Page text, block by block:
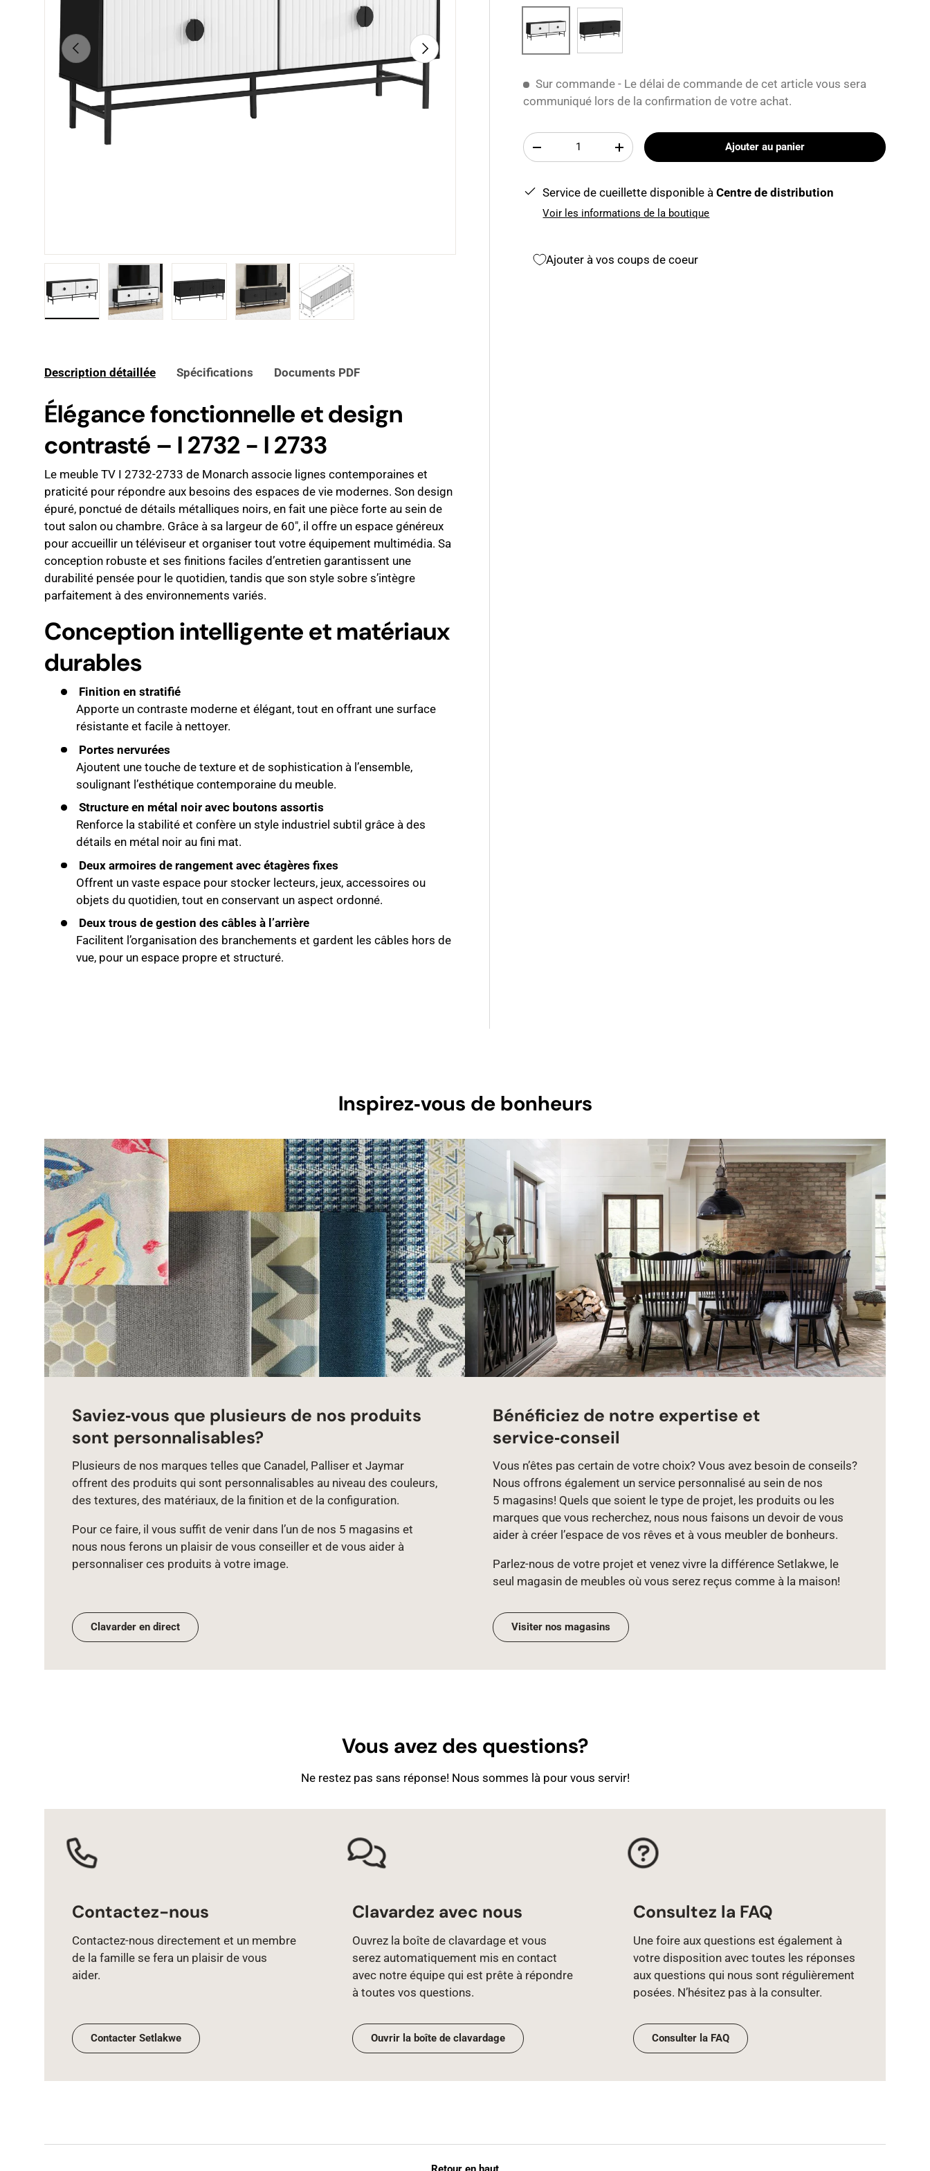
Précédent Suivant
Sur commande - Le délai de commande de cet article vous sera
communiqué lors de la confirmation de votre achat.
Qté
-
+ Ajouter au panier
Service de cueillette disponible àCentre de distribution
Voir les informations de la boutique
Ajouter à vos coups de coeur
Description détaillée Spécifications Documents PDF
Élégance fonctionnelle et design
contrasté – I 2732 - I 2733
Le meuble TV I 2732-2733 de Monarch associe lignes contemporaines et
praticité pour répondre aux besoins des espaces de vie modernes. Son design
épuré, ponctué de détails métalliques noirs, en fait une pièce forte au sein de
tout salon ou chambre. Grâce à sa largeur de 60", il offre un espace généreux
pour accueillir un téléviseur et organiser tout votre équipement multimédia. Sa
conception robuste et ses finitions faciles d’entretien garantissent une
durabilité pensée pour le quotidien, tandis que son style sobre s’intègre
parfaitement à des environnements variés.
Conception intelligente et matériaux
durables
Finition en stratifié
Apporte un contraste moderne et élégant, tout en offrant une surface
résistante et facile à nettoyer.
Portes nervurées
Ajoutent une touche de texture et de sophistication à l’ensemble,
soulignant l’esthétique contemporaine du meuble.
Structure en métal noir avec boutons assortis
Renforce la stabilité et confère un style industriel subtil grâce à des
détails en métal noir au fini mat.
Deux armoires de rangement avec étagères fixes
Offrent un vaste espace pour stocker lecteurs, jeux, accessoires ou
objets du quotidien, tout en conservant un aspect ordonné.
Deux trous de gestion des câbles à l’arrière
Facilitent l’organisation des branchements et gardent les câbles hors de
vue, pour un espace propre et structuré.
Inspirez‑vous de bonheurs
Saviez‑vous que plusieurs de nos produits
sont personnalisables?
Plusieurs de nos marques telles que Canadel, Palliser et Jaymar
offrent des produits qui sont personnalisables au niveau des couleurs,
des textures, des matériaux, de la finition et de la configuration.
Pour ce faire, il vous suffit de venir dans l’un de nos 5 magasins et
nous nous ferons un plaisir de vous conseiller et de vous aider à
personnaliser ces produits à votre image.
Clavarder en direct
Bénéficiez de notre expertise et
service‑conseil
Vous n’êtes pas certain de votre choix? Vous avez besoin de conseils?
Nous offrons également un service personnalisé au sein de nos
5 magasins! Quels que soient le type de projet, les produits ou les
marques que vous recherchez, nous nous faisons un devoir de vous
aider à créer l’espace de vos rêves et à vous meubler de bonheurs.
Parlez‑nous de votre projet et venez vivre la différence Setlakwe, le
seul magasin de meubles où vous serez reçus comme à la maison!
Visiter nos magasins
Vous avez des questions?
Ne restez pas sans réponse! Nous sommes là pour vous servir!
Contactez-nous
Contactez‑nous directement et un membre
de la famille se fera un plaisir de vous
aider.
Contacter Setlakwe
Clavardez avec nous
Ouvrez la boîte de clavardage et vous
serez automatiquement mis en contact
avec notre équipe qui est prête à répondre
à toutes vos questions.
Ouvrir la boîte de clavardage
Consultez la FAQ
Une foire aux questions est également à
votre disposition avec toutes les réponses
aux questions qui nous sont régulièrement
posées. N’hésitez pas à la consulter.
Consulter la FAQ